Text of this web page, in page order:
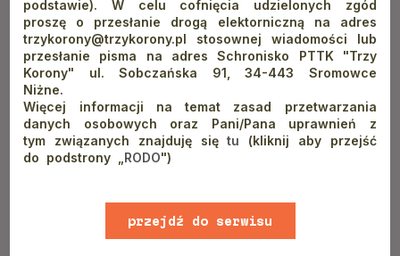
droga elektorniczną na adresorlica@orlica.com
stosownej wiadomości lub przesłanie pisma na adres
Schronisko PTTK "Orlica" ul. Pienińska 12, 34-460
Szczawnica .
* Pola obowiązkowe
rezerwuję pobyt
podstawie). W celu cofnięcia udzielonych zgód
proszę o przesłanie drogą elektorniczną na adres
trzykorony@trzykorony.pl stosownej wiadomości lub
przesłanie pisma na adres Schronisko PTTK "Trzy
Korony" ul. Sobczańska 91, 34-443 Sromowce
Niżne.
Więcej informacji na temat zasad przetwarzania
danych osobowych oraz Pani/Pana uprawnień z
tym związanych znajduję siętu (kliknij aby przejść
do podstrony „ RODO")
przejdź do serwisu